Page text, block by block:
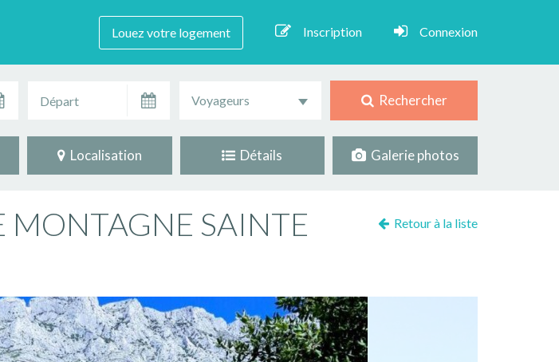
Louez votre logement Inscription Connexion
Voyageurs Rechercher
Localisation Détails Galerie photos
MONTAGNE SAINTE
Retour à la liste